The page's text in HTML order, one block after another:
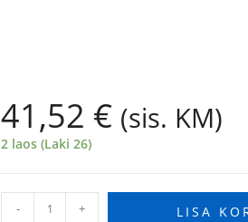
41,52 € (sis. KM)
2 laos (Laki 26)
- + LISA